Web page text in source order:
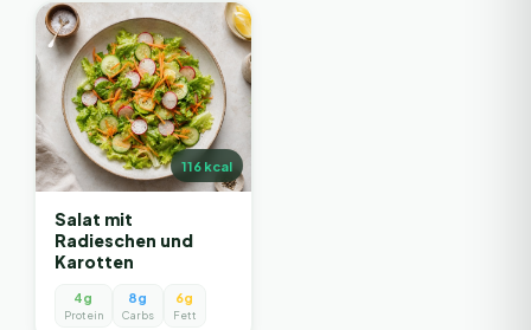
116kcal
Salat mit
Radieschen und
Karotten
4g
Protein
8g
Carbs
6g
Fett